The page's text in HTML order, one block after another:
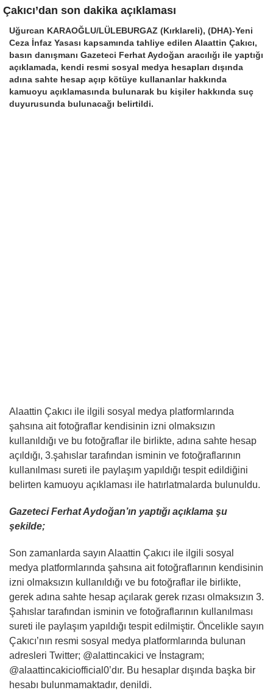
Çakıcı’dan son dakika açıklaması
Uğurcan KARAOĞLU/LÜLEBURGAZ (Kırklareli), (DHA)-Yeni
Ceza İnfaz Yasası kapsamında tahliye edilen Alaattin Çakıcı,
basın danışmanı Gazeteci Ferhat Aydoğan aracılığı ile yaptığı
açıklamada, kendi resmi sosyal medya hesapları dışında
adına sahte hesap açıp kötüye kullananlar hakkında
kamuoyu açıklamasında bulunarak bu kişiler hakkında suç
duyurusunda bulunacağı belirtildi.
Alaattin Çakıcı ile ilgili sosyal medya platformlarında
şahsına ait fotoğraflar kendisinin izni olmaksızın
kullanıldığı ve bu fotoğraflar ile birlikte, adına sahte hesap
açıldığı, 3.şahıslar tarafından isminin ve fotoğraflarının
kullanılması sureti ile paylaşım yapıldığı tespit edildiğini
belirten kamuoyu açıklaması ile hatırlatmalarda bulunuldu.
Gazeteci Ferhat Aydoğan’ın yaptığı açıklama şu
şekilde;
Son zamanlarda sayın Alaattin Çakıcı ile ilgili sosyal
medya platformlarında şahsına ait fotoğraflarının kendisinin
izni olmaksızın kullanıldığı ve bu fotoğraflar ile birlikte,
gerek adına sahte hesap açılarak gerek rızası olmaksızın 3.
Şahıslar tarafından isminin ve fotoğraflarının kullanılması
sureti ile paylaşım yapıldığı tespit edilmiştir. Öncelikle sayın
Çakıcı’nın resmi sosyal medya platformlarında bulunan
adresleri Twitter; @alattincakici ve İnstagram;
@alaattincakiciofficial0’dır. Bu hesaplar dışında başka bir
hesabı bulunmamaktadır, denildi.